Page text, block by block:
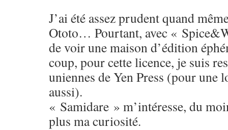
J’ai été assez prudent quand
Ototo… Pourtant, avec «
de voir une maison d’édition
coup, pour cette licence, je suis
uniennes de Yen Press (pour une
aussi).
« Samidare » m’intéresse, du
plus ma curiosité.